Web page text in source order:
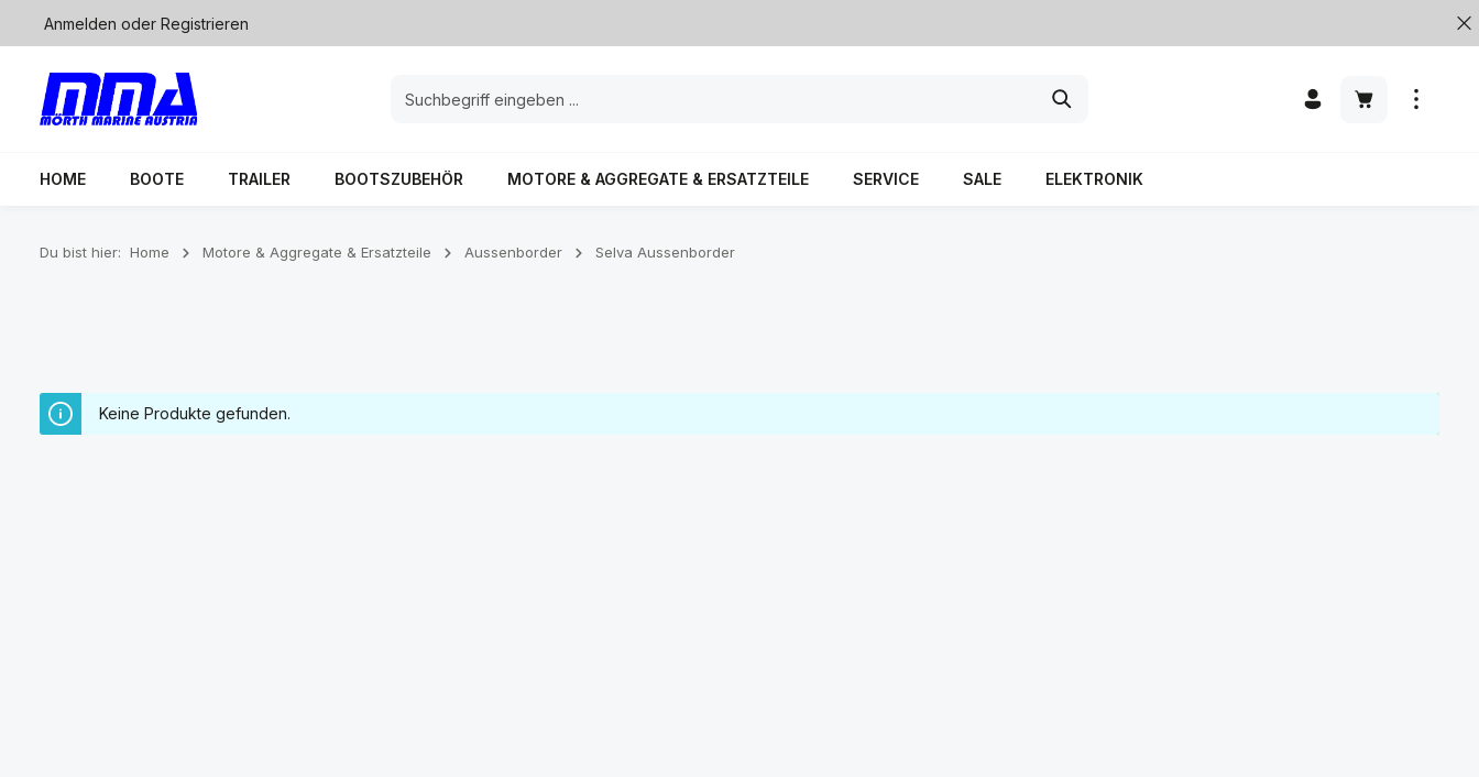
Zur Hauptnavigation springen
Anmelden oder Registrieren
HOME BOOTE TRAILER BOOTSZUBEHÖR MOTORE & AGGREGATE & ERSATZTEILE SERVICE SALE ELEKTRONIK
Du bist hier: Home Motore & Aggregate & Ersatzteile Aussenborder Selva Aussenborder
Keine Produkte gefunden.